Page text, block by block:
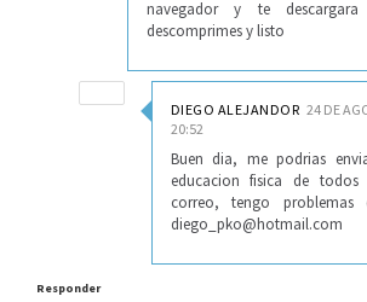
navegador y te
descomprimes y listo
DIEGO ALEJANDOR 24 DE
20:52
Buen dia, me podrias
educacion fisica de
correo, tengo problemas
diego_pko@hotmail.com
Responder